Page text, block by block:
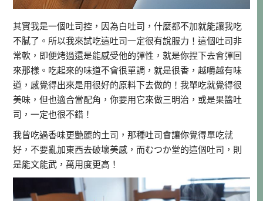
其實我是一個吐司控，因為白吐司，什麼都不加就能讓我吃
不膩了。所以我來試吃這吐司一定很有說服力！這個吐司非
常軟，即便烤過還是能感受他的彈性，就是你捏下去會彈回
來那樣。吃起來的味道不會很單調，就是很香，越嚼越有味
道，感覺得出來是用很好的原料下去做的！我單吃就覺得很
美味，但也適合當配角，你要用它來做三明治，或是果醬吐
司，一定也很不錯！
我曾吃過香味更艷麗的土司，那種吐司會讓你覺得單吃就
好，不要亂加東西去破壞美感，而むつか堂的這個吐司，則
是能文能武，萬用度更高！